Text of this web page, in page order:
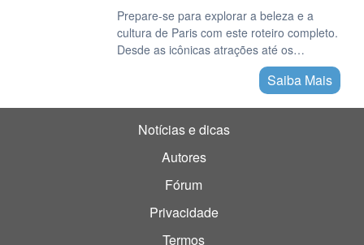
Prepare-se para explorar a beleza e a
cultura de Paris com este roteiro completo.
Desde as icônicas atrações até os…
Saiba Mais
Notícias e dicas
Autores
Fórum
Privacidade
Termos